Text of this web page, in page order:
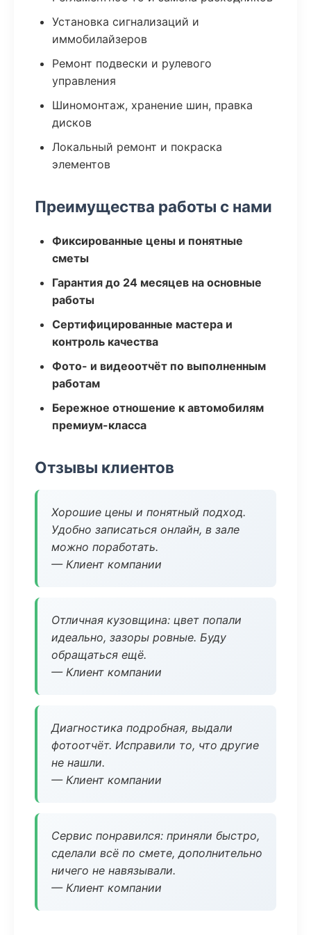
Установка сигнализаций и
иммобилайзеров
Ремонт подвески и рулевого
управления
Шиномонтаж, хранение шин, правка
дисков
Локальный ремонт и покраска
элементов
Преимущества работы с нами
Фиксированные цены и понятные
сметы
Гарантия до 24 месяцев на основные
работы
Сертифицированные мастера и
контроль качества
Фото- и видеоотчёт по выполненным
работам
Бережное отношение к автомобилям
премиум-класса
Отзывы клиентов
Хорошие цены и понятный подход.
Удобно записаться онлайн, в зале
можно поработать.
— Клиент компании
Отличная кузовщина: цвет попали
идеально, зазоры ровные. Буду
обращаться ещё.
— Клиент компании
Диагностика подробная, выдали
фотоотчёт. Исправили то, что другие
не нашли.
— Клиент компании
Сервис понравился: приняли быстро,
сделали всё по смете, дополнительно
ничего не навязывали.
— Клиент компании